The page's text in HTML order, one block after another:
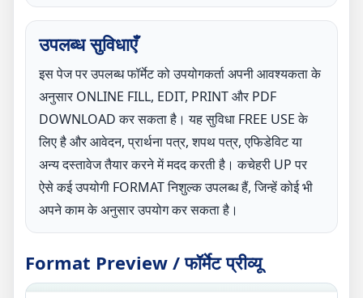
उपलब्ध सुविधाएँ
इस पेज पर उपलब्ध फॉर्मेट को उपयोगकर्ता अपनी आवश्यकता के
अनुसार ONLINE FILL, EDIT, PRINT और PDF
DOWNLOAD कर सकता है। यह सुविधा FREE USE के
लिए है और आवेदन, प्रार्थना पत्र, शपथ पत्र, एफिडेविट या
अन्य दस्तावेज तैयार करने में मदद करती है। कचेहरी UP पर
ऐसे कई उपयोगी FORMAT निशुल्क उपलब्ध हैं, जिन्हें कोई भी
अपने काम के अनुसार उपयोग कर सकता है।
Format Preview / फॉर्मेट प्रीव्यू